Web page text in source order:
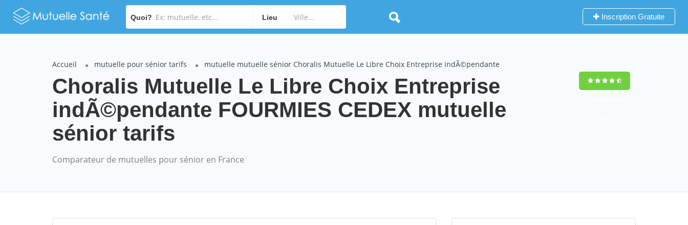
Quoi? Lieu Inscription Gratuite
Accueil mutuelle pour sénior tarifs mutuelle mutuelle sénior Choralis Mutuelle Le Libre Choix Entreprise indÃ©pendante
Choralis Mutuelle Le Libre Choix Entreprise
indÃ©pendante FOURMIES CEDEX mutuelle
sénior tarifs
Comparateur de mutuelles pour sénior en France